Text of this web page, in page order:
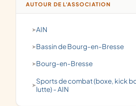
AUTOUR DE L'ASSOCIATION
AIN
Bassin de Bourg-en-Bresse
Bourg-en-Bresse
Sports de combat (boxe, kick box, boxe thaï,
lutte) - AIN